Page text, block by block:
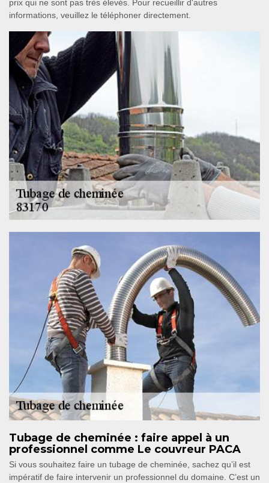
prix qui ne sont pas très élevés. Pour recueillir d'autres
informations, veuillez le téléphoner directement.
Tubage de cheminée : faire appel à un
professionnel comme Le couvreur PACA
Si vous souhaitez faire un tubage de cheminée, sachez qu’il est
impératif de faire intervenir un professionnel du domaine. C’est un